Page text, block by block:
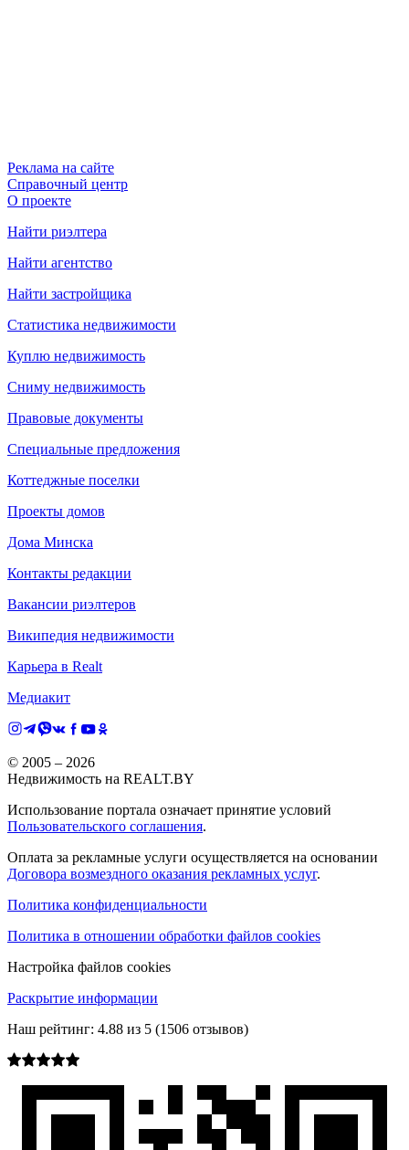
Реклама на сайте
Справочный центр
О проекте
Найти риэлтера
Найти агентство
Найти застройщика
Статистика недвижимости
Куплю недвижимость
Сниму недвижимость
Правовые документы
Специальные предложения
Коттеджные поселки
Проекты домов
Дома Минска
Контакты редакции
Вакансии риэлтеров
Википедия недвижимости
Карьера в Realt
Медиакит
© 2005 – 2026
Недвижимость на REALT.BY
Использование портала означает принятие условий
Пользовательского соглашения.
Оплата за рекламные услуги осуществляется на основании
Договора возмездного оказания рекламных услуг.
Политика конфиденциальности
Политика в отношении обработки файлов cookies
Настройка файлов cookies
Раскрытие информации
Наш рейтинг: 4.88 из 5 (1506 отзывов)